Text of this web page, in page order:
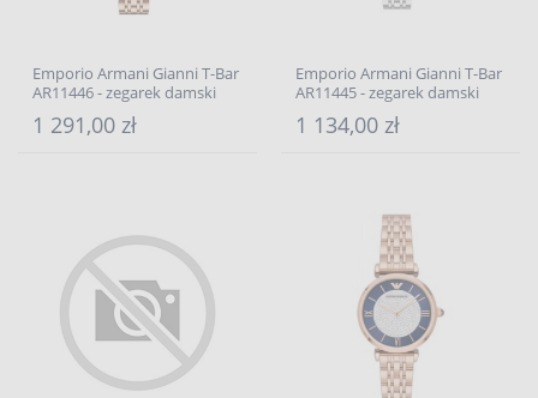
Emporio Armani Gianni T-Bar
AR11446 - zegarek damski
1 291,00 zł
Emporio Armani Gianni T-Bar
AR11445 - zegarek damski
1 134,00 zł